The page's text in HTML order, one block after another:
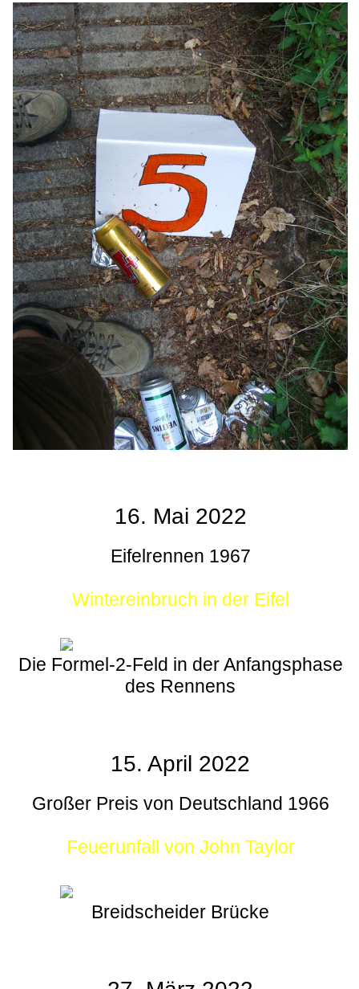
16. Mai 2022
Eifelrennen 1967
Wintereinbruch in der Eifel
Die Formel-2-Feld in der Anfangsphase
des Rennens
15. April 2022
Großer Preis von Deutschland 1966
Feuerunfall von John Taylor
Breidscheider Brücke